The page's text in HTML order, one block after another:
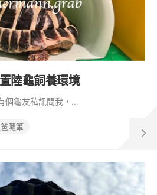
陸龜飼養環境
龜友私訊問我，...
隨筆